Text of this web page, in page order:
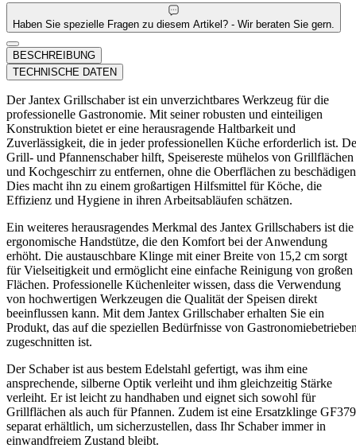
Haben Sie spezielle Fragen zu diesem Artikel? - Wir beraten Sie gern.
BESCHREIBUNG
TECHNISCHE DATEN
Der Jantex Grillschaber ist ein unverzichtbares Werkzeug für die
professionelle Gastronomie. Mit seiner robusten und einteiligen
Konstruktion bietet er eine herausragende Haltbarkeit und
Zuverlässigkeit, die in jeder professionellen Küche erforderlich ist.
Grill- und Pfannenschaber hilft, Speisereste mühelos von Grillflächen
und Kochgeschirr zu entfernen, ohne die Oberflächen zu
Dies macht ihn zu einem großartigen Hilfsmittel für Köche, die
Effizienz und Hygiene in ihren Arbeitsabläufen schätzen.
Ein weiteres herausragendes Merkmal des Jantex Grillschabers ist die
ergonomische Handstütze, die den Komfort bei der Anwendung
erhöht. Die austauschbare Klinge mit einer Breite von 15,2 cm sorgt
für Vielseitigkeit und ermöglicht eine einfache Reinigung von großen
Flächen. Professionelle Küchenleiter wissen, dass die Verwendung
von hochwertigen Werkzeugen die Qualität der Speisen direkt
beeinflussen kann. Mit dem Jantex Grillschaber erhalten Sie ein
Produkt, das auf die speziellen Bedürfnisse von
zugeschnitten ist.
Der Schaber ist aus bestem Edelstahl gefertigt, was ihm eine
ansprechende, silberne Optik verleiht und ihm gleichzeitig Stärke
verleiht. Er ist leicht zu handhaben und eignet sich sowohl für
Grillflächen als auch für Pfannen. Zudem ist eine Ersatzklinge GF379
separat erhältlich, um sicherzustellen, dass Ihr Schaber immer in
einwandfreiem Zustand bleibt.